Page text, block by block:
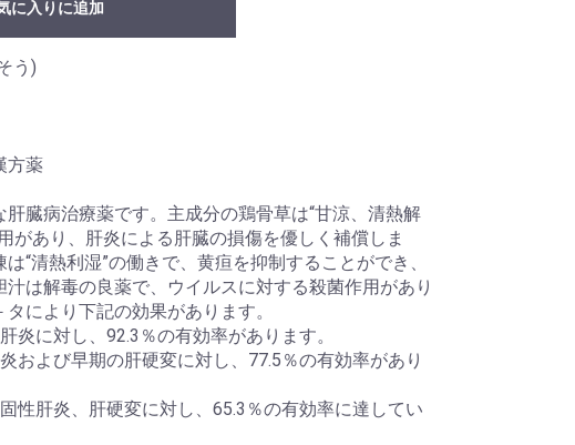
に入りに追加
う)
方薬
肝臓病治療薬です。主成分の鶏骨草は“甘涼、清熱解
があり、肝炎による肝臓の損傷を優しく補償しま
“清熱利湿”の働きで、黄疸を抑制することができ、
は解毒の良薬で、ウイルスに対する殺菌作用があり
により下記の効果があります。
炎に対し、92.3％の有効率があります。
および早期の肝硬変に対し、77.5％の有効率があり
性肝炎、肝硬変に対し、65.3％の有効率に達してい